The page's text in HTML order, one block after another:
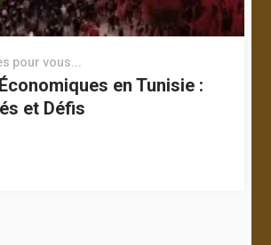
pour vous...
en Tunisie :
et Défis